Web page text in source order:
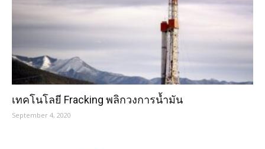
เทคโนโลยี Fracking พลิกวงการน้ำมัน
September 4, 2020